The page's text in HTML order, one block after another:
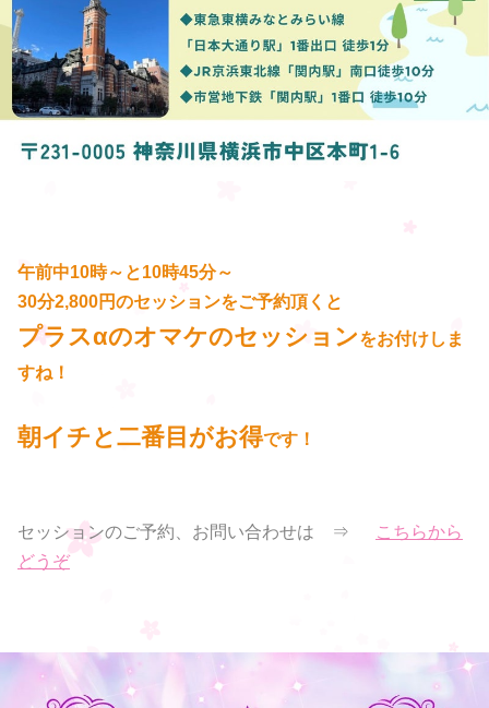
午前中10時～と10時45分～
30分2,800円のセッションをご予約頂くと
プラスαのオマケのセッションをお付けしま
すね！
朝イチと二番目がお得です！
セッションのご予約、お問い合わせは ⇒
こちらから
どうぞ